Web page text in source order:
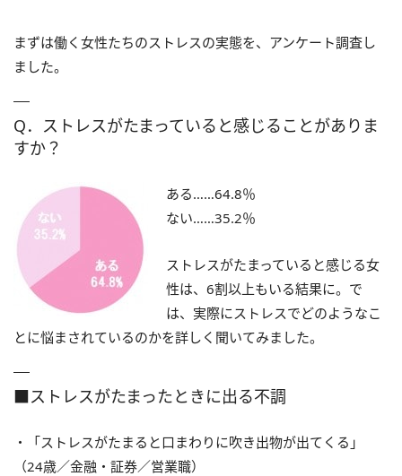
まずは働く女性たちのストレスの実態を、アンケート調査し
ました。
Q．ストレスがたまっていると感じることがありま
すか？
ある……64.8％
ない……35.2％
ストレスがたまっていると感じる女
性は、6割以上もいる結果に。で
は、実際にストレスでどのようなこ
とに悩まされているのかを詳しく聞いてみました。
■ストレスがたまったときに出る不調
・「ストレスがたまると口まわりに吹き出物が出てくる」
（24歳／金融・証券／営業職）